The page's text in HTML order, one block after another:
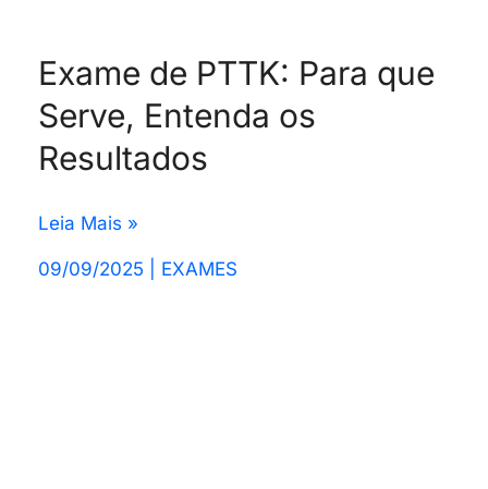
Exame de PTTK: Para que
Serve, Entenda os
Resultados
Leia Mais »
09/09/2025 EXAMES